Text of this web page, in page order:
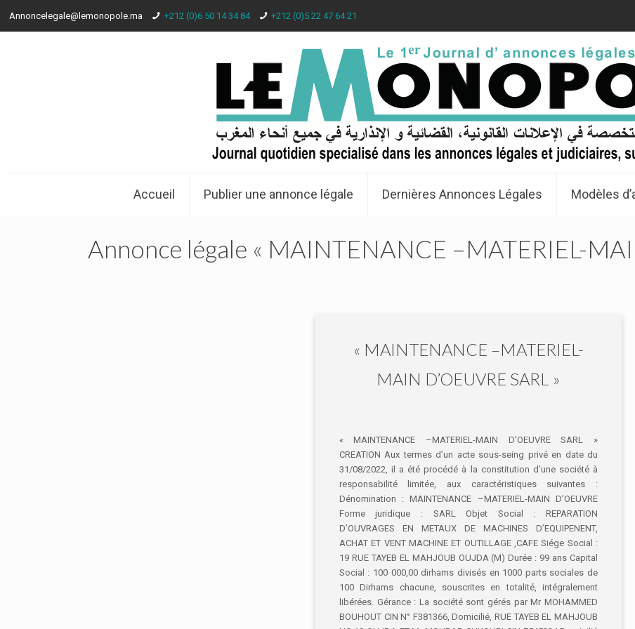
Annoncelegale@lemonopole.ma +212 (0)6 50 14 34 84 +212 (0)5 22 47 64 21
Accueil Publier une annonce légale Dernières Annonces Légales Modèles
Annonce légale « MAINTENANCE –MATERIEL-
« MAINTENANCE –MATERIEL-
MAIN D’OEUVRE SARL »
« MAINTENANCE –MATERIEL-MAIN D’OEUVRE SARL »
CREATION Aux termes d’un acte sous-seing privé en date du
31/08/2022, il a été procédé à la constitution d’une société à
responsabilité limitée, aux caractéristiques suivantes :
Dénomination : MAINTENANCE –MATERIEL-MAIN D’OEUVRE
Forme juridique : SARL Objet Social : REPARATION
D’OUVRAGES EN METAUX DE MACHINES D’EQUIPENENT,
ACHAT ET VENT MACHINE ET OUTILLAGE ,CAFE Siége Social :
19 RUE TAYEB EL MAHJOUB OUJDA (M) Durée : 99 ans Capital
Social : 100 000,00 dirhams divisés en 1000 parts sociales de
100 Dirhams chacune, souscrites en totalité, intégralement
libérées. Gérance : La société sont gérés par Mr MOHAMMED
BOUHOUT CIN N° F381366, Domicilié, RUE TAYEB EL MAHJOUB